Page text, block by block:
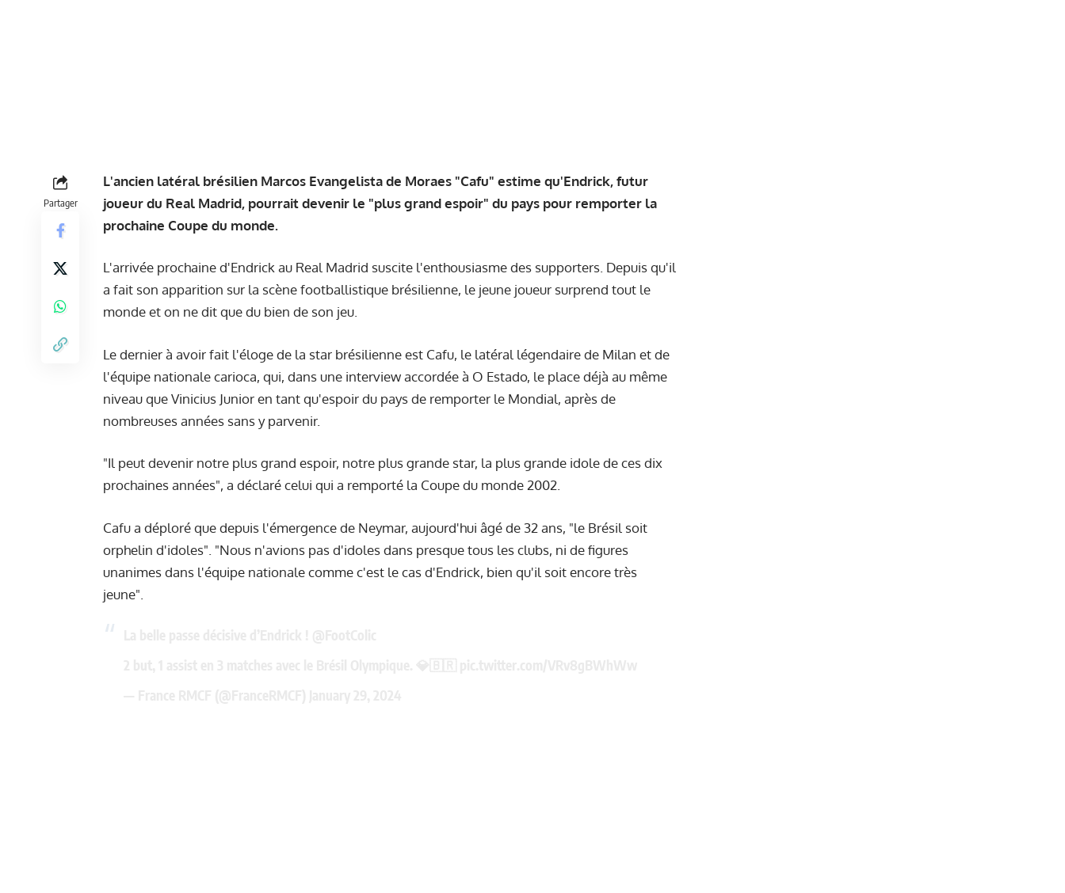
Partager
L'ancien latéral brésilien Marcos Evangelista de Moraes "Cafu" estime qu'Endrick, futur
joueur du Real Madrid, pourrait devenir le "plus grand espoir" du pays pour remporter la
prochaine Coupe du monde.
L'arrivée prochaine d'Endrick au Real Madrid suscite l'enthousiasme des supporters. Depuis qu'il
a fait son apparition sur la scène footballistique brésilienne, le jeune joueur surprend tout le
monde et on ne dit que du bien de son jeu.
Le dernier à avoir fait l'éloge de la star brésilienne est Cafu, le latéral légendaire de Milan et de
l'équipe nationale carioca, qui, dans une interview accordée à O Estado, le place déjà au même
niveau que Vinicius Junior en tant qu'espoir du pays de remporter le Mondial, après de
nombreuses années sans y parvenir.
"Il peut devenir notre plus grand espoir, notre plus grande star, la plus grande idole de ces dix
prochaines années", a déclaré celui qui a remporté la Coupe du monde 2002.
Cafu a déploré que depuis l'émergence de Neymar, aujourd'hui âgé de 32 ans, "le Brésil soit
orphelin d'idoles". "Nous n'avions pas d'idoles dans presque tous les clubs, ni de figures
unanimes dans l'équipe nationale comme c'est le cas d'Endrick, bien qu'il soit encore très
jeune".